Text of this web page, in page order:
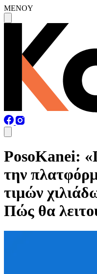
MENOY
PosoKanei:
την
τιμών
Πώς θα